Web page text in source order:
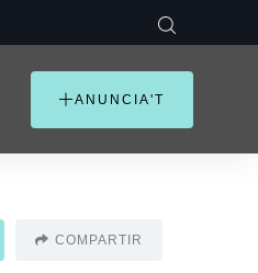
ANUNCIA'T
COMPARTIR